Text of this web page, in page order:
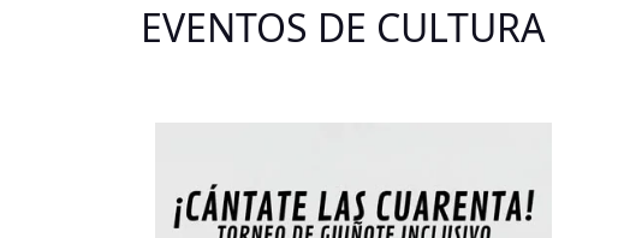
EVENTOS DE CULTURA